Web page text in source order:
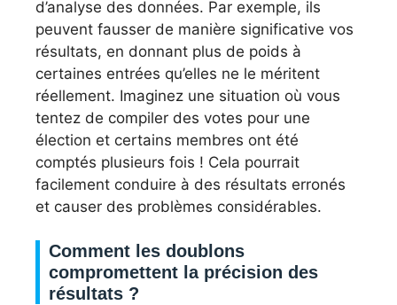
d’analyse des données. Par exemple, ils
peuvent fausser de manière significative vos
résultats, en donnant plus de poids à
certaines entrées qu’elles ne le méritent
réellement. Imaginez une situation où vous
tentez de compiler des votes pour une
élection et certains membres ont été
comptés plusieurs fois ! Cela pourrait
facilement conduire à des résultats erronés
et causer des problèmes considérables.
Comment les doublons
compromettent la précision des
résultats ?